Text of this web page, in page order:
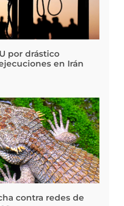
por drástico
en Irán
contra redes de